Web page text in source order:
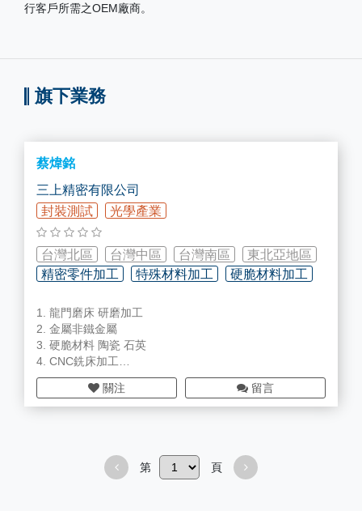
行客戶所需之OEM廠商。
旗下業務
蔡煒銘
三上精密有限公司
封裝測試
光學產業
台灣北區 台灣中區 台灣南區
東北亞地區
精密零件加工
特殊材料加工 硬脆材料加工
1. 龍門磨床 研磨加工
2. 金屬非鐵金屬
3. 硬脆材料 陶瓷 石英
4. CNC銑床加工
5. 金屬非鐵金屬
6. 貴金屬特殊材料加工
關注 留言
第 頁